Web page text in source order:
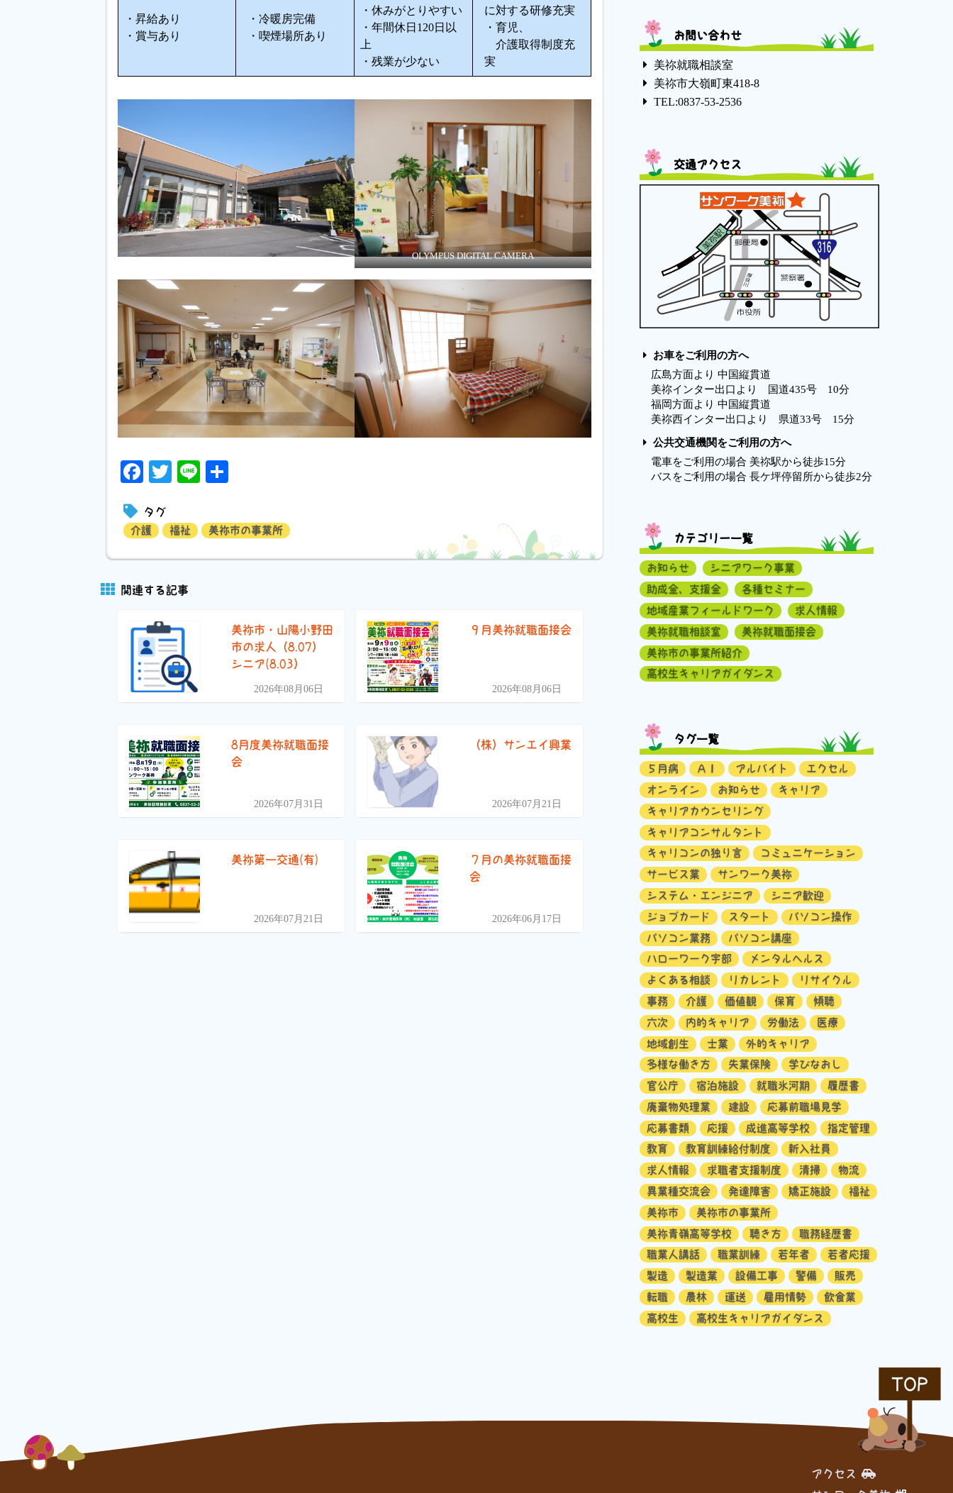
・昇給あり
・賞与あり
・冷暖房完備
・喫煙場所あり
・休みがとりやすい
・年間休日120日以
上
・残業が少ない
に対する研修充実
・育児、
介護取得制度充
実
OLYMPUS DIGITAL CAMERA
Facebook
Twitter
Line
タグ
介護 福祉 美祢市の事業所
関連する記事
美祢市・山陽小野田
市の求人（8.07）
シニア(8.03）
2026年08月06日
９月美祢就職面接会
2026年08月06日
8月度美祢就職面接
会
2026年07月31日
（株）サンエイ興業
2026年07月21日
美祢第一交通(有)
2026年07月21日
７月の美祢就職面接
会
2026年06月17日
お問い合わせ
美祢就職相談室
美祢市大嶺町東418-8
TEL:0837-53-2536
交通アクセス
お車をご利用の方へ
広島方面より 中国縦貫道
美祢インター出口より 国道435号 10分
福岡方面より 中国縦貫道
美祢西インター出口より 県道33号 15分
公共交通機関をご利用の方へ
電車をご利用の場合 美祢駅から徒歩15分
バスをご利用の場合 長ケ坪停留所から徒歩2分
カテゴリー一覧
お知らせ
シニアワーク事業
助成金、支援金
各種セミナー
地域産業フィールドワーク
求人情報
美祢就職相談室
美祢就職面接会
美祢市の事業所紹介
高校生キャリアガイダンス
タグ一覧
５月病 ＡＩ アルバイト
エクセル
オンライン
お知らせ
キャリア
キャリアカウンセリング
キャリアコンサルタント
キャリコンの独り言
コミュニケーション
サービス業
サンワーク美祢
システム・エンジニア
シニア歓迎
ジョブカード
スタート
パソコン操作
パソコン業務
パソコン講座
ハローワーク宇部
メンタルヘルス
よくある相談
リカレント
リサイクル
事務
介護 価値観 保育
傾聴
六次
内的キャリア 労働法
医療
地域創生
士業
外的キャリア
多様な働き方
失業保険
学びなおし
官公庁
宿泊施設 就職氷河期
履歴書
廃棄物処理業
建設
応募前職場見学
応募書類
応援 成進高等学校
指定管理
教育
教育訓練給付制度
新入社員
求人情報
求職者支援制度 清掃
物流
異業種交流会
発達障害 矯正施設
福祉
美祢市
美祢市の事業所
美祢青嶺高等学校
聴き方
職務経歴書
職業人講話
職業訓練 若年者
若者応援
製造
製造業 設備工事 警備
販売
転職
農林 運送 雇用情勢
飲食業
高校生
高校生キャリアガイダンス
TOP
アクセス